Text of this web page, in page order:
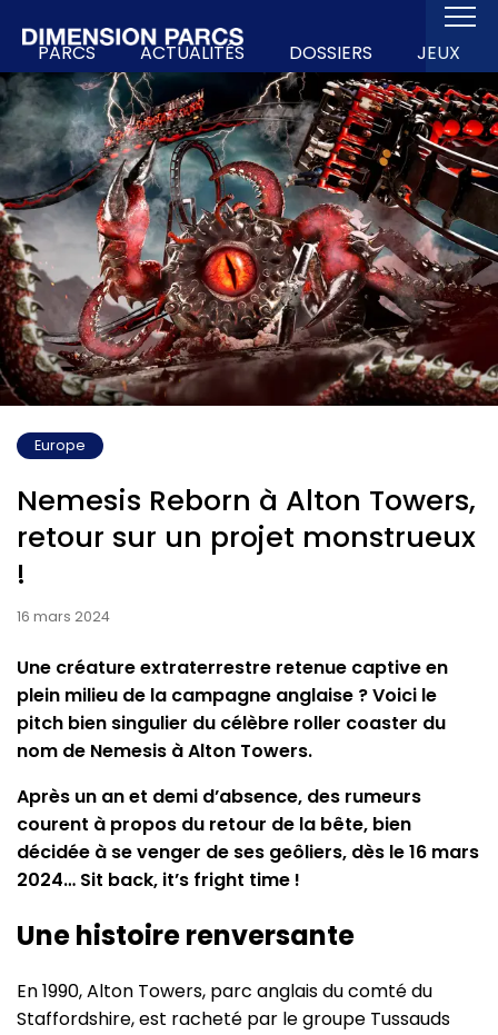
PARCS ACTUALITÉS DOSSIERS JEUX
Europe
Nemesis Reborn à Alton Towers,
retour sur un projet monstrueux
!
16 mars 2024
Une créature extraterrestre retenue captive en
plein milieu de la campagne anglaise ? Voici le
pitch bien singulier du célèbre roller coaster du
nom de Nemesis à Alton Towers.
Après un an et demi d’absence, des rumeurs
courent à propos du retour de la bête, bien
décidée à se venger de ses geôliers, dès le 16 mars
2024… Sit back, it’s fright time !
Une histoire renversante
En 1990, Alton Towers, parc anglais du comté du
Staffordshire, est racheté par le groupe Tussauds